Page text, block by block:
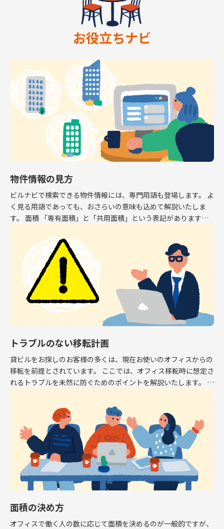
お役立ちナビ
物件情報の見方
ビルナビで検索できる物件情報には、専門用語も登場します。 よ
く見る用語であっても、おさらいの意味も込めて解説いたしま
す。 面積 「専有面積」と「共用面積」という表記があります。
専有面積はオフィスとして利用できるスペース […]
トラブルのない移転計画
貸ビルをお探しのお客様の多くは、現在お使いのオフィスからの
移転を前提とされています。 ここでは、オフィス移転時に想定さ
れるトラブルを未然に防ぐためのポイントを解説いたします。 解
約予告 現在お使いのオフィスから移転する場 […]
面積の決め方
オフィスで働く人の数に応じて面積を決めるのが一般的ですが、